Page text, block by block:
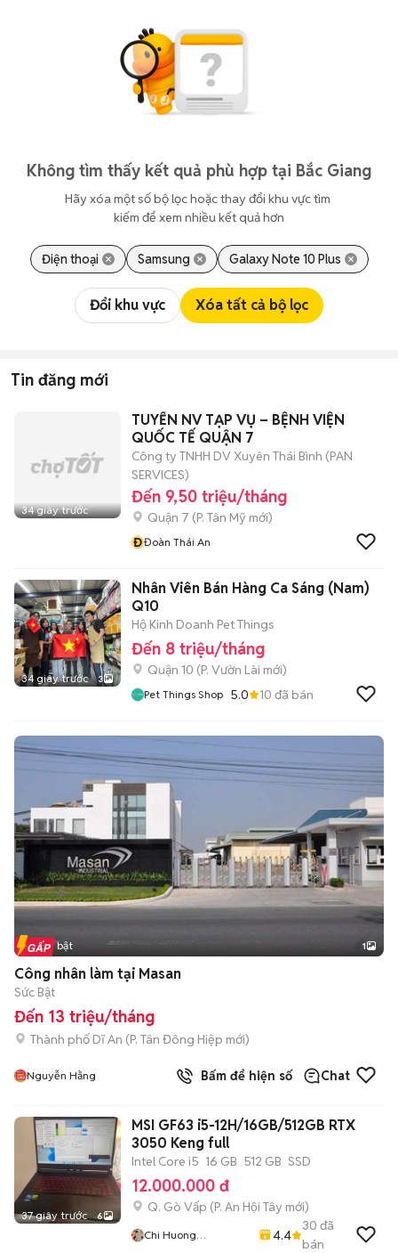
Không tìm thấy kết quả phù hợp tại Bắc Giang
Hãy xóa một số bộ lọc hoặc thay đổi khu vực tìm
kiếm để xem nhiều kết quả hơn
Điện thoại Samsung Galaxy Note 10 Plus
Đổi khu vực Xóa tất cả bộ lọc
Tin đăng mới
34 giây trước
TUYỂN NV TẠP VỤ – BỆNH VIỆN
QUỐC TẾ QUẬN 7
Công ty TNHH DV Xuyên Thái Bình (PAN
SERVICES)
Đến 9,50 triệu/tháng
Quận 7 (P. Tân Mỹ mới)
ĐĐoàn Thái An
34 giây trước 3
Nhân Viên Bán Hàng Ca Sáng (Nam)
Q10
Hộ Kinh Doanh Pet Things
Đến 8 triệu/tháng
Quận 10 (P. Vườn Lài mới)
Pet Things Shop 5.0 10 đã bán
Tin nổi bật 1
Công nhân làm tại Masan
Sức Bật
Đến 13 triệu/tháng
Thành phố Dĩ An (P. Tân Đông Hiệp mới)
Nguyễn Hằng Bấm để hiện số Chat
37 giây trước 6
MSI GF63 i5-12H/16GB/512GB RTX
3050 Keng full
Intel Core i5 16 GB 512 GB SSD
12.000.000 đ
Q. Gò Vấp (P. An Hội Tây mới)
Chi Huong
4.4
30 đã
bán